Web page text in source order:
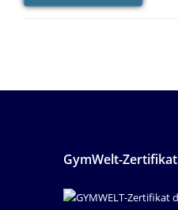
GymWelt-Zertifikat